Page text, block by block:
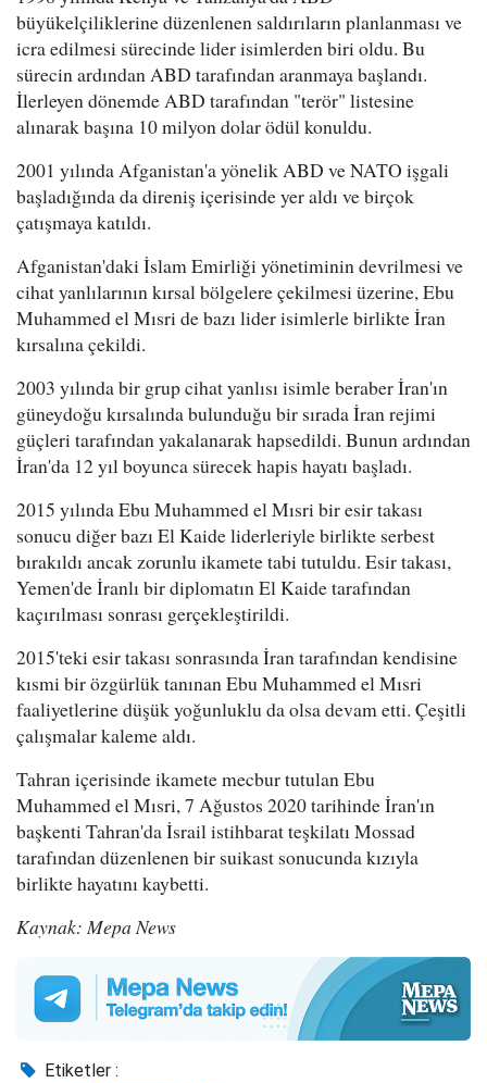
büyükelçiliklerine düzenlenen saldırıların planlanması ve
icra edilmesi sürecinde lider isimlerden biri oldu. Bu
sürecin ardından ABD tarafından aranmaya başlandı.
İlerleyen dönemde ABD tarafından "terör" listesine
alınarak başına 10 milyon dolar ödül konuldu.
2001 yılında Afganistan'a yönelik ABD ve NATO işgali
başladığında da direniş içerisinde yer aldı ve birçok
çatışmaya katıldı.
Afganistan'daki İslam Emirliği yönetiminin devrilmesi ve
cihat yanlılarının kırsal bölgelere çekilmesi üzerine, Ebu
Muhammed el Mısri de bazı lider isimlerle birlikte İran
kırsalına çekildi.
2003 yılında bir grup cihat yanlısı isimle beraber İran'ın
güneydoğu kırsalında bulunduğu bir sırada İran rejimi
güçleri tarafından yakalanarak hapsedildi. Bunun ardından
İran'da 12 yıl boyunca sürecek hapis hayatı başladı.
2015 yılında Ebu Muhammed el Mısri bir esir takası
sonucu diğer bazı El Kaide liderleriyle birlikte serbest
bırakıldı ancak zorunlu ikamete tabi tutuldu. Esir takası,
Yemen'de İranlı bir diplomatın El Kaide tarafından
kaçırılması sonrası gerçekleştirildi.
2015'teki esir takası sonrasında İran tarafından kendisine
kısmi bir özgürlük tanınan Ebu Muhammed el Mısri
faaliyetlerine düşük yoğunluklu da olsa devam etti. Çeşitli
çalışmalar kaleme aldı.
Tahran içerisinde ikamete mecbur tutulan Ebu
Muhammed el Mısri, 7 Ağustos 2020 tarihinde İran'ın
başkenti Tahran'da İsrail istihbarat teşkilatı Mossad
tarafından düzenlenen bir suikast sonucunda kızıyla
birlikte hayatını kaybetti.
Kaynak: Mepa News
Etiketler :